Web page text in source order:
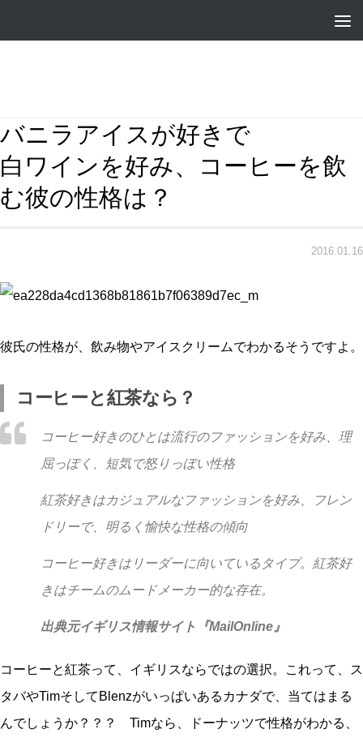
バニラアイスが好きで
白ワインを好み、コーヒーを飲
む彼の性格は？
2016.01.16
彼氏の性格が、飲み物やアイスクリームでわかるそうですよ。
コーヒーと紅茶なら？
コーヒー好きのひとは流行のファッションを好み、理
屈っぽく、短気で怒りっぽい性格
紅茶好きはカジュアルなファッションを好み、フレン
ドリーで、明るく愉快な性格の傾向
コーヒー好きはリーダーに向いているタイプ。紅茶好
きはチームのムードメーカー的な存在。
出典元イギリス情報サイト『MailOnline』
コーヒーと紅茶って、イギリスならではの選択。これって、ス
タバやTimそしてBlenzがいっぱいあるカナダで、当てはまる
んでしょうか？？？ Timなら、ドーナッツで性格がわかる、